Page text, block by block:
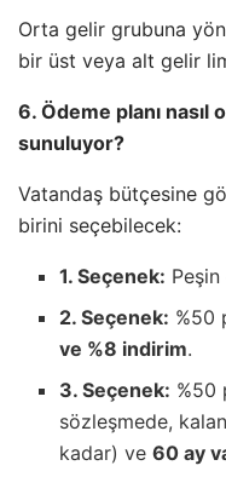
Orta gelir grubuna
bir üst veya alt gelir
6. Ödeme planı nasıl
sunuluyor?
Vatandaş bütçesine
birini seçebilecek:
1. Seçenek:
2. Seçenek: %50
ve %8 indirim.
3. Seçenek: %50
sözleşmede,
kadar) ve60 ay